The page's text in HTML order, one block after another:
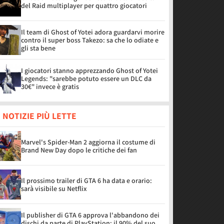
del Raid multiplayer per quattro giocatori
Il team di Ghost of Yotei adora guardarvi morire
contro il super boss Takezo: sa che lo odiate e
gli sta bene
I giocatori stanno apprezzando Ghost of Yotei
Legends: "sarebbe potuto essere un DLC da
30€" invece è gratis
NOTIZIE PIÙ LETTE
Marvel's Spider-Man 2 aggiorna il costume di
Brand New Day dopo le critiche dei fan
Il prossimo trailer di GTA 6 ha data e orario:
sarà visibile su Netflix
Il publisher di GTA 6 approva l'abbandono dei